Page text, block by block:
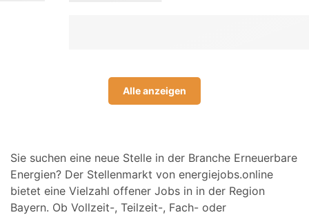
Alle anzeigen
Sie suchen eine neue Stelle in der Branche Erneuerbare
Energien? Der Stellenmarkt von energiejobs.online
bietet eine Vielzahl offener Jobs in in der Region
Bayern. Ob Vollzeit-, Teilzeit-, Fach- oder